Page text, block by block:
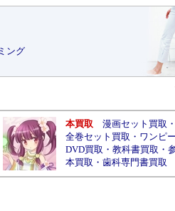
ング
本買取 漫画セット買取 ・
全巻セット買取 ・ ワンピ
DVD買取 ・ 教科書買取 ・
本買取 ・ 歯科専門書買取